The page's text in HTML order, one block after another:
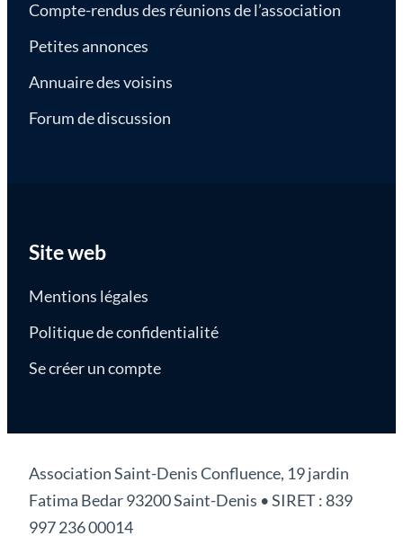
Compte-rendus des réunions de l’association
Petites annonces
Annuaire des voisins
Forum de discussion
Site web
Mentions légales
Politique de confidentialité
Se créer un compte
Association Saint-Denis Confluence, 19 jardin
Fatima Bedar 93200 Saint-Denis • SIRET : 839
997 236 00014